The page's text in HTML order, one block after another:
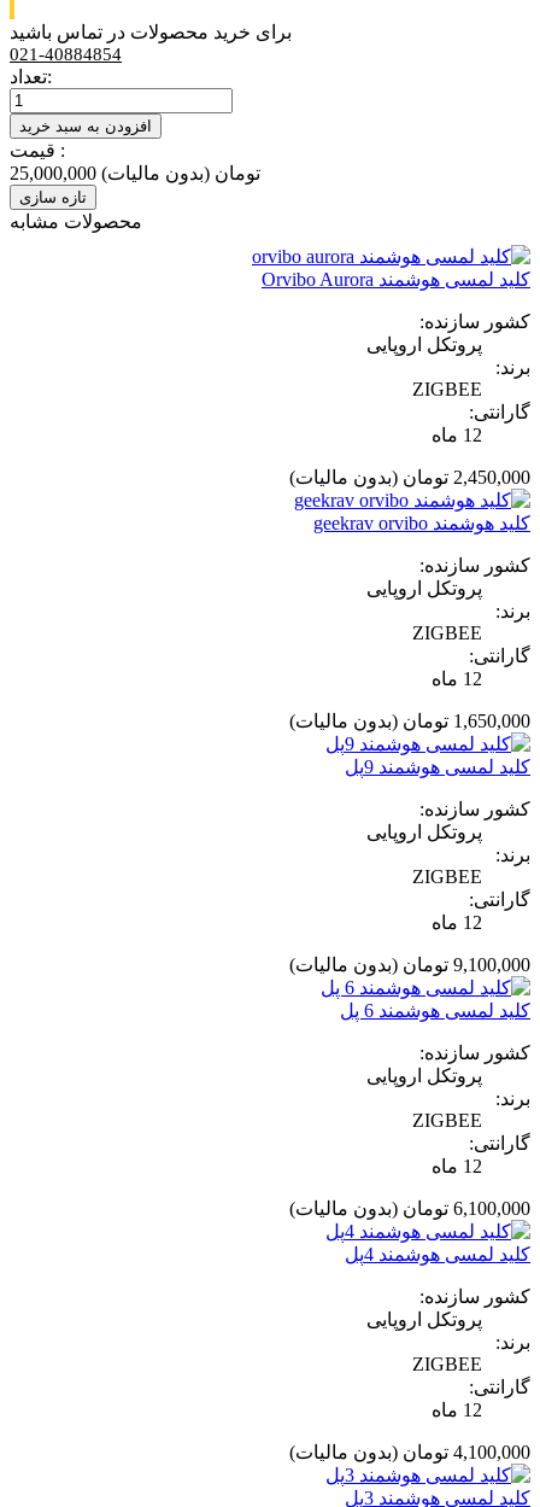
برای خرید محصولات در تماس باشید
021-40884854
تعداد:
افزودن به سبد خرید
قیمت :
25,000,000 تومان (بدون مالیات)
محصولات مشابه
کلید لمسی هوشمند Orvibo Aurora
کشور سازنده:
پروتکل اروپایی
برند:
ZIGBEE
گارانتی:
12 ماه
2,450,000 تومان (بدون مالیات)
کلید هوشمند geekrav orvibo
کشور سازنده:
پروتکل اروپایی
برند:
ZIGBEE
گارانتی:
12 ماه
1,650,000 تومان (بدون مالیات)
کلید لمسی هوشمند 9پل
کشور سازنده:
پروتکل اروپایی
برند:
ZIGBEE
گارانتی:
12 ماه
9,100,000 تومان (بدون مالیات)
کلید لمسی هوشمند 6 پل
کشور سازنده:
پروتکل اروپایی
برند:
ZIGBEE
گارانتی:
12 ماه
6,100,000 تومان (بدون مالیات)
کلید لمسی هوشمند 4پل
کشور سازنده:
پروتکل اروپایی
برند:
ZIGBEE
گارانتی:
12 ماه
4,100,000 تومان (بدون مالیات)
کلید لمسی هوشمند 3پل